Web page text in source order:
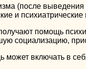
(после
и
помощь
социализацию,
может включать в